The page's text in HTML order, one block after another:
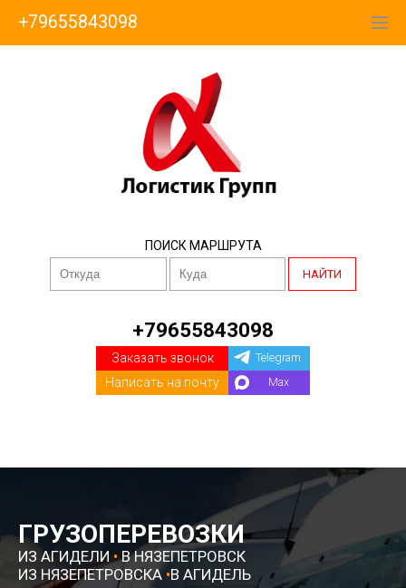
+79655843098
ПОИСК МАРШРУТА
НАЙТИ
+79655843098
Заказать звонок
Написать на почту
Telegram
Max
ГРУЗОПЕРЕВОЗКИ
ИЗ АГИДЕЛИ •В НЯЗЕПЕТРОВСК
ИЗ НЯЗЕПЕТРОВСКА •В АГИДЕЛЬ